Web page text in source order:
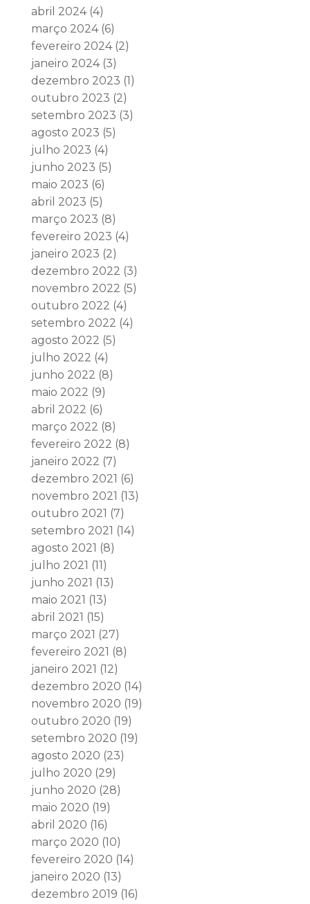
abril 2024(4)
março 2024(6)
fevereiro 2024(2)
janeiro 2024(3)
dezembro 2023 (1)
outubro 2023 (2)
setembro 2023 (3)
agosto 2023 (5)
julho 2023 (4)
junho 2023 (5)
maio 2023 (6)
abril 2023 (5)
março 2023 (8)
fevereiro 2023 (4)
janeiro 2023 (2)
dezembro 2022 (3)
novembro 2022 (5)
outubro 2022 (4)
setembro 2022 (4)
agosto 2022 (5)
julho 2022 (4)
junho 2022 (8)
maio 2022 (9)
abril 2022 (6)
março 2022 (8)
fevereiro 2022 (8)
janeiro 2022 (7)
dezembro 2021 (6)
novembro 2021 (13)
outubro 2021 (7)
setembro 2021 (14)
agosto 2021 (8)
julho 2021 (11)
junho 2021 (13)
maio 2021 (13)
abril 2021 (15)
março 2021 (27)
fevereiro 2021 (8)
janeiro 2021 (12)
dezembro 2020 (14)
novembro 2020 (19)
outubro 2020 (19)
setembro 2020 (19)
agosto 2020 (23)
julho 2020 (29)
junho 2020 (28)
maio 2020 (19)
abril 2020 (16)
março 2020 (10)
fevereiro 2020 (14)
janeiro 2020 (13)
dezembro 2019 (16)